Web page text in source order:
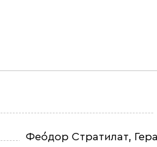
Фео́дор Стратилат,